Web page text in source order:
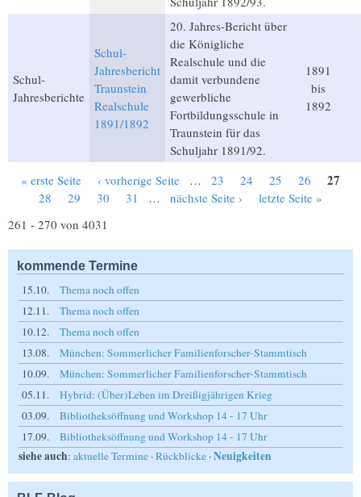
Schul-
Jahresberichte
Schul-
Jahresbericht
Traunstein
Realschule
1891/1892
20. Jahres-Bericht über
die Königliche
Realschule und die
damit verbundene
gewerbliche
Fortbildungsschule in
Traunstein für das
Schuljahr 1891/92.
1891
bis
1892
Seiten
« erste Seite ‹ vorherige Seite … 23 24 25 26 27
28 29 30 31 … nächste Seite ›
letzte Seite »
261 - 270 von 4031
kommende Termine
15.10.
Thema noch offen
12.11.
Thema noch offen
10.12.
Thema noch offen
13.08.
München: Sommerlicher Familienforscher-Stammtisch
10.09.
München: Sommerlicher Familienforscher-Stammtisch
05.11.
Hybrid: (Über)Leben im Dreißigjährigen Krieg
03.09.
Bibliotheksöffnung und Workshop 14 - 17 Uhr
17.09.
Bibliotheksöffnung und Workshop 14 - 17 Uhr
siehe auch: aktuelle Termine ·Rückblicke ·Neuigkeiten